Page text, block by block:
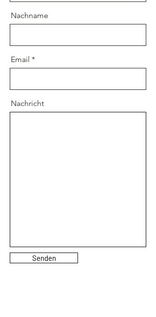
Nachname
Email
Nachricht
Senden